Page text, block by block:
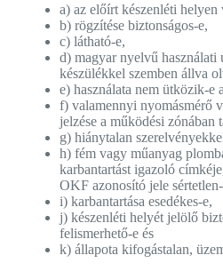
a) az előírt készenléti helyen
b) rögzítése biztonságos-e,
c) látható-e,
d) magyar nyelvű használati
készülékkel szemben állva
e) használata nem ütközik-e
f) valamennyi nyomásmérő
jelzése a működési zónában
g) hiánytalan
h) fém vagy műanyag
karbantartást igazoló
OKF azonosító jele
i) karbantartása esedékes-e,
j) készenléti helyét jelölő
felismerhető-e és
k) állapota kifogástalan,